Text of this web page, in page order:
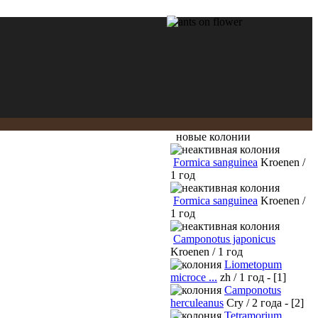
новые колонии
Formica sanguinea Kroenen /
1 год
Formica sanguinea Kroenen /
1 год
Camponotus japonicus
Kroenen / 1 год
Liometopum
microce ... zh / 1 год - [1]
Camponotus
herculeanus Cry / 2 года - [2]
Tetramorium